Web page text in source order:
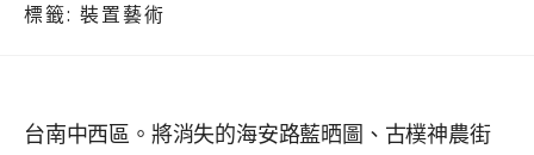
標籤: 裝置藝術
台南中西區。將消失的海安路藍晒圖、古樸神農街